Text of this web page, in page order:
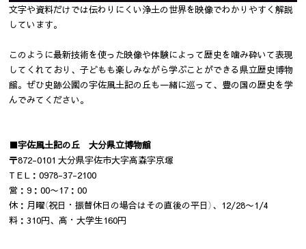
文字や資料だけでは伝わりにくい浄土の世界を映像でわかりやすく解説
しています。
このように最新技術を使った映像や体験によって歴史を噛み砕いて表現
してくれており、子どもも楽しみながら学ぶことができる県立歴史博物
館。ぜひ史跡公園の宇佐風土記の丘も一緒に巡って、豊の国の歴史を学
んでみてください。
■宇佐風土記の丘 大分県立博物館
〒872-0101 大分県宇佐市大字高森字京塚
T E L：0978-37-2100
営：9：00〜17：00
休：月曜（祝日・振替休日の場合はその直後の平日）、12/28〜1/4
料：310円、高・大学生160円